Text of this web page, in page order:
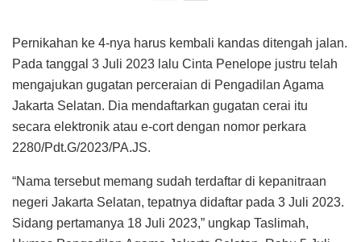
Pernikahan ke 4-nya harus kembali kandas ditengah jalan.
Pada tanggal 3 Juli 2023 lalu Cinta Penelope justru telah
mengajukan gugatan perceraian di Pengadilan Agama
Jakarta Selatan. Dia mendaftarkan gugatan cerai itu
secara elektronik atau e-cort dengan nomor perkara
2280/Pdt.G/2023/PA.JS.
“Nama tersebut memang sudah terdaftar di kepanitraan
negeri Jakarta Selatan, tepatnya didaftar pada 3 Juli 2023.
Sidang pertamanya 18 Juli 2023,” ungkap Taslimah,